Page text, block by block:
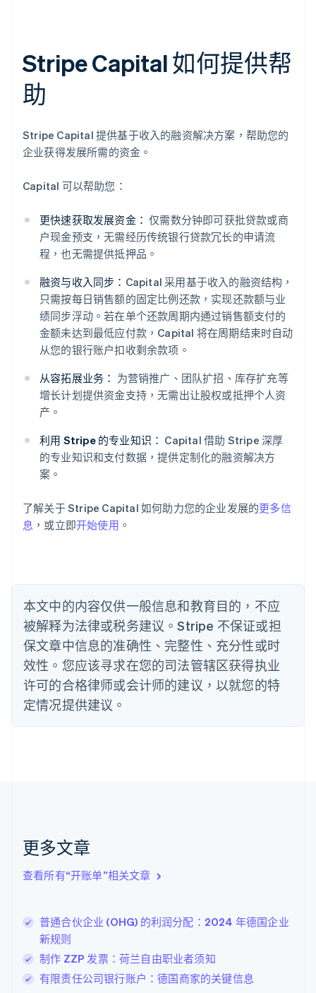
Stripe Capital 如何提供帮
助
Stripe Capital 提供基于收入的融资解决方案，帮助您的
企业获得发展所需的资金。
Capital 可以帮助您：
更快速获取发展资金： 仅需数分钟即可获批贷款或商
户现金预支，无需经历传统银行贷款冗长的申请流
程，也无需提供抵押品。
融资与收入同步： Capital 采用基于收入的融资结构，
只需按每日销售额的固定比例还款，实现还款额与业
绩同步浮动。若在单个还款周期内通过销售额支付的
金额未达到最低应付款，Capital 将在周期结束时自动
从您的银行账户扣收剩余款项。
从容拓展业务： 为营销推广、团队扩招、库存扩充等
增长计划提供资金支持，无需出让股权或抵押个人资
产。
利用 Stripe 的专业知识： Capital 借助 Stripe 深厚
的专业知识和支付数据，提供定制化的融资解决方
案。
了解关于 Stripe Capital 如何助力您的企业发展的更多信
息 ，或立即开始使用 。
本文中的内容仅供一般信息和教育目的，不应
被解释为法律或税务建议。Stripe 不保证或担
保文章中信息的准确性、完整性、充分性或时
效性。您应该寻求在您的司法管辖区获得执业
许可的合格律师或会计师的建议，以就您的特
定情况提供建议。
更多文章
查看所有“开账单”相关文章
普通合伙企业 (OHG) 的利润分配：2024 年德国企业
新规则
制作 ZZP 发票：荷兰自由职业者须知
有限责任公司银行账户：德国商家的关键信息
English
爱尔兰
English
English
奥地利
DeutschEnglish
澳大利亚
巴西
PortuguêsEnglish
English
丹麦
English
德国
DeutschEnglish
法国
FrançaisEnglish
芬兰
EnglishSvenska
English Italiano
拉脱维亚
立陶宛
DeutschEnglish
卢森堡
罗马尼亚
English